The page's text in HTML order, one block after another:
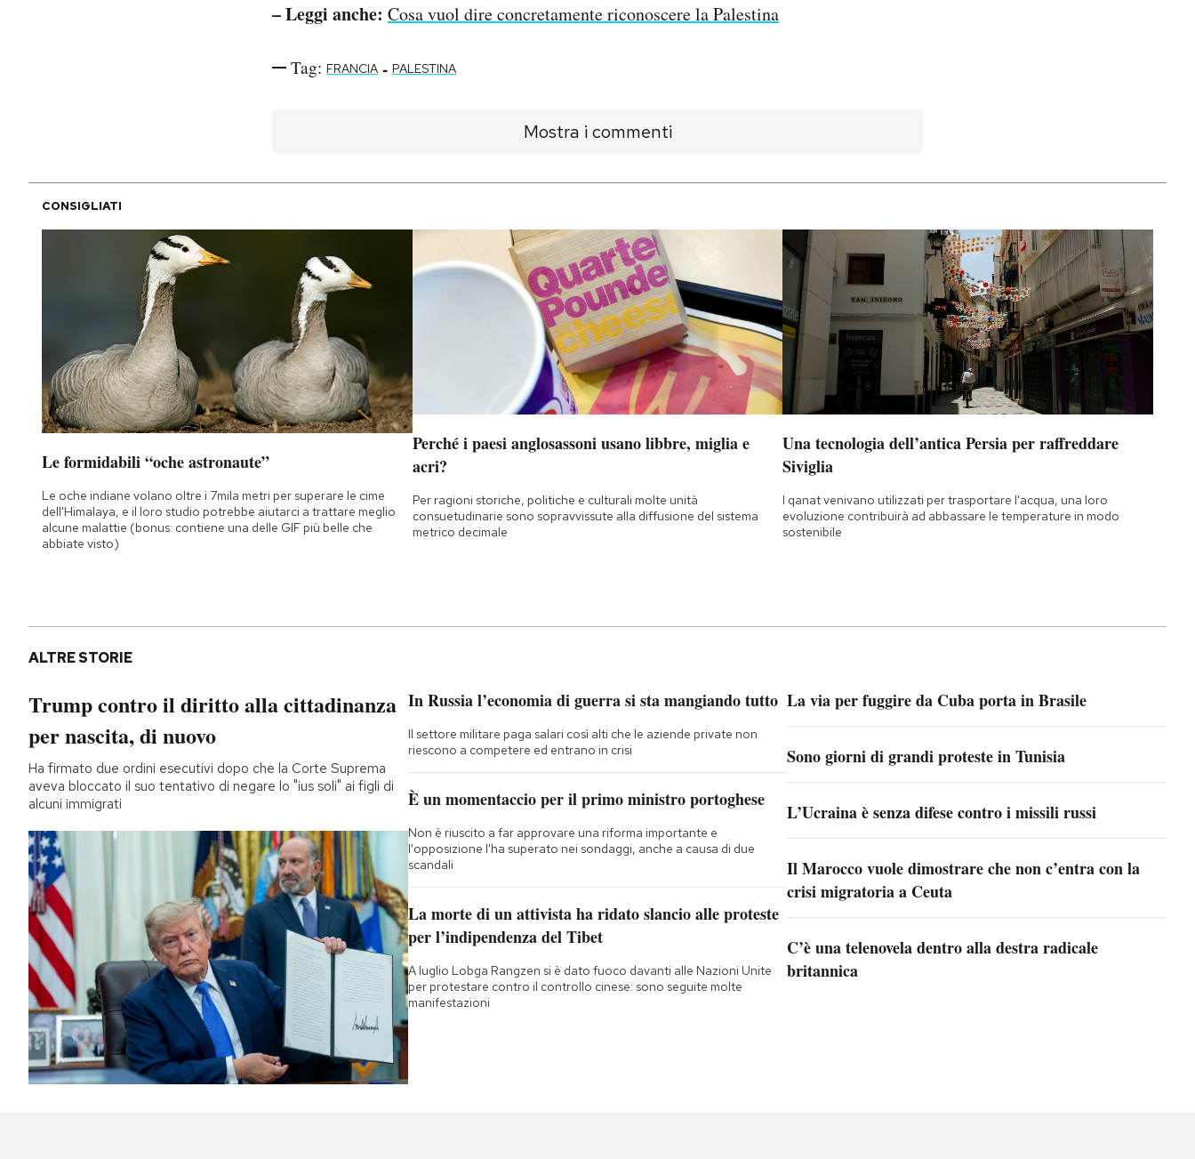
– Leggi anche: Cosa vuol dire concretamente riconoscere la Palestina
Tag: FRANCIA - PALESTINA
Mostra i commenti
CONSIGLIATI
Le formidabili “oche astronaute”
Le oche indiane volano oltre i 7mila metri per superare le cime
dell'Himalaya, e il loro studio potrebbe aiutarci a trattare meglio
alcune malattie (bonus: contiene una delle GIF più belle che
abbiate visto)
Perché i paesi anglosassoni usano libbre, miglia e
acri?
Per ragioni storiche, politiche e culturali molte unità
consuetudinarie sono sopravvissute alla diffusione del sistema
metrico decimale
Una tecnologia dell’antica Persia per raffreddare
Siviglia
I qanat venivano utilizzati per trasportare l'acqua, una loro
evoluzione contribuirà ad abbassare le temperature in modo
sostenibile
ALTRE STORIE
Trump contro il diritto alla cittadinanza
per nascita, di nuovo
Ha firmato due ordini esecutivi dopo che la Corte Suprema
aveva bloccato il suo tentativo di negare lo "ius soli" ai figli di
alcuni immigrati
In Russia l’economia di guerra si sta mangiando tutto
Il settore militare paga salari così alti che le aziende private non
riescono a competere ed entrano in crisi
È un momentaccio per il primo ministro portoghese
Non è riuscito a far approvare una riforma importante e
l'opposizione l'ha superato nei sondaggi, anche a causa di due
scandali
La morte di un attivista ha ridato slancio alle proteste
per l’indipendenza del Tibet
A luglio Lobga Rangzen si è dato fuoco davanti alle Nazioni Unite
per protestare contro il controllo cinese: sono seguite molte
manifestazioni
La via per fuggire da Cuba porta in Brasile
Sono giorni di grandi proteste in Tunisia
L’Ucraina è senza difese contro i missili russi
Il Marocco vuole dimostrare che non c’entra con la
crisi migratoria a Ceuta
C’è una telenovela dentro alla destra radicale
britannica